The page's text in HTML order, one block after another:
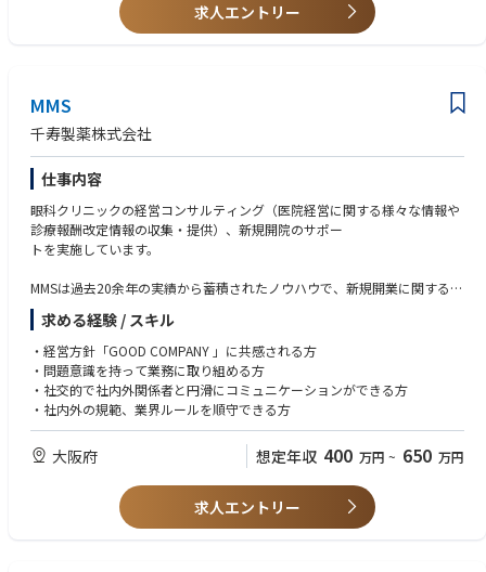
求人エントリー
MMS
千寿製薬株式会社
仕事内容
眼科クリニックの経営コンサルティング（医院経営に関する様々な情報や
診療報酬改定情報の収集・提供）、新規開院のサポー
トを実施しています。
MMSは過去20余年の実績から蓄積されたノウハウで、新規開業に関するご
相談のほか、収入分析・労務管理・税務対策・患者
満足度向上など、先生方のさまざまなご相談にお応えし、健全な医院経営
のサポートを行うことによって地域医療の発展に貢献
しています。
また、刻々と変化する「医療情勢」をタイムリーに先生方にお伝えするた
め、
報提供を行っております。
入社後、1年間は大阪を拠点とし、西日本エリアにてMMS部研修（座学・O
JT）を受講します。その後全国のエリアの中から配属
（担当地区）が決まります。
求める経験 / スキル
・経営方針「GOOD COMPANY 」に共感される方
・問題意識を持って業務に取り組める方
・社交的で社内外関係者と円滑にコミュニケーションができる方
・社内外の規範、業界ルールを順守できる方
大阪府 想定年収 400 万円 ~ 650 万円
求人エントリー